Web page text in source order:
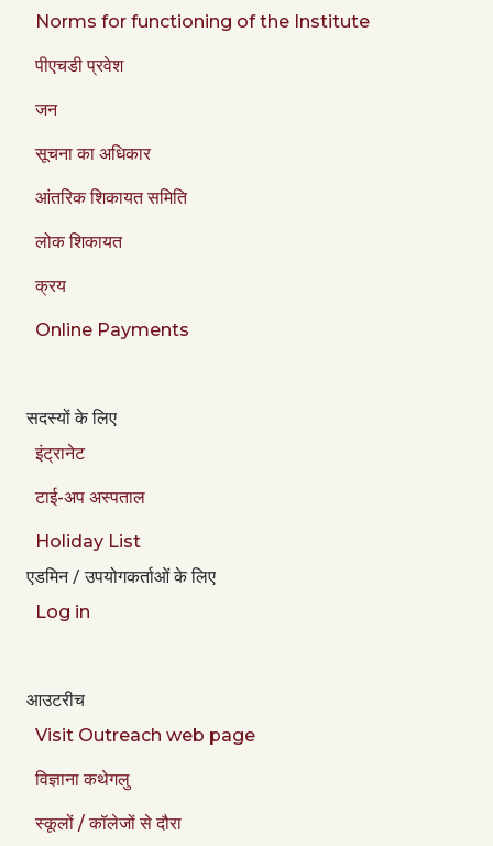
Norms for functioning of the Institute
पीएचडी प्रवेश
जन
सूचना का अधिकार
आंतरिक शिकायत समिति
लोक शिकायत
क्रय
Online Payments
सदस्यों के लिए
इंट्रानेट
टाई-अप अस्पताल
Holiday List
एडमिन / उपयोगकर्ताओं के लिए
Log in
आउटरीच
Visit Outreach web page
विज्ञाना कथेगलु
स्कूलों / कॉलेजों से दौरा